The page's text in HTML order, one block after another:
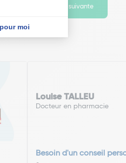
Page suivante
Louise TALLEU
Docteur en pharmacie
Besoin d'un conseil